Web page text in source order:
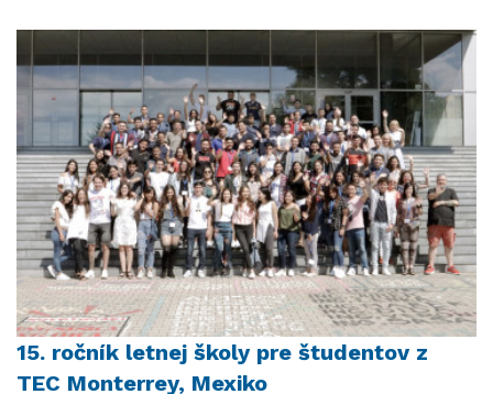
15. ročník letnej školy pre študentov z
TEC Monterrey, Mexiko